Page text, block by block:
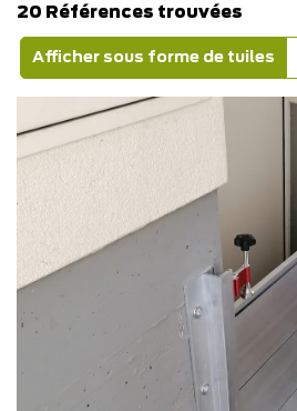
20 Références trouvées
Afficher sous forme de tuiles